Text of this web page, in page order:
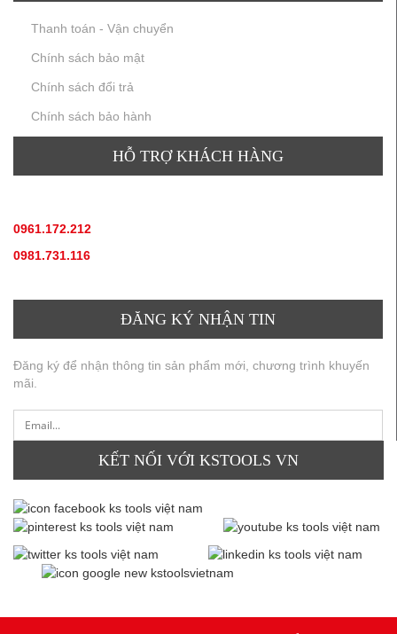
Thanh toán - Vận chuyển
Chính sách bảo mật
Chính sách đổi trả
Chính sách bảo hành
HỖ TRỢ KHÁCH HÀNG
0961.172.212
0981.731.116
ĐĂNG KÝ NHẬN TIN
Đăng ký để nhận thông tin sản phẩm mới, chương trình khuyến
mãi.
KẾT NỐI VỚI KSTOOLS VN